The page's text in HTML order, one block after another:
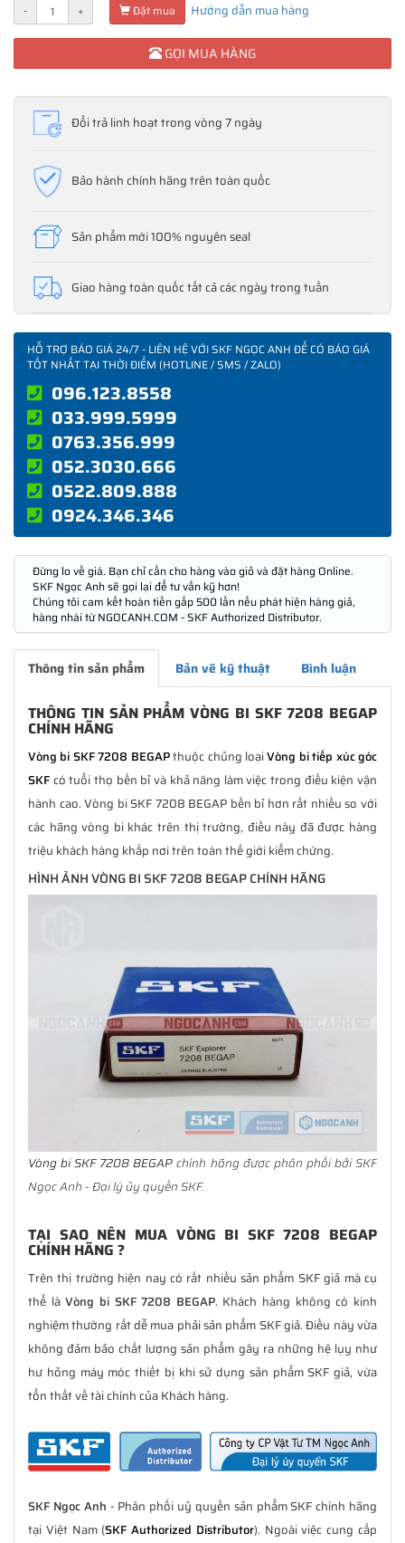
- + Đặt mua Hướng dẫn mua hàng
GỌI MUA HÀNG
Đổi trả linh hoạt trong vòng 7 ngày
Bảo hành chính hãng trên toàn quốc
Sản phẩm mới 100% nguyên seal
Giao hàng toàn quốc tất cả các ngày trong tuần
HỖ TRỢ BÁO GIÁ 24/7 - LIÊN HỆ VỚI SKF NGỌC ANH ĐỂ CÓ BÁO GIÁ
TỐT NHẤT TẠI THỜI ĐIỂM (HOTLINE / SMS / ZALO)
096.123.8558
033.999.5999
0763.356.999
052.3030.666
0522.809.888
0924.346.346
Đừng lo về giá. Bạn chỉ cần cho hàng vào giỏ và đặt hàng Online.
SKF Ngọc Anh sẽ gọi lại để tư vấn kỹ hơn!
Chúng tôi cam kết hoàn tiền gấp 500 lần nếu phát hiện hàng giả,
hàng nhái từ NGOCANH.COM - SKF Authorized Distributor.
Thông tin sản phẩm Bản vẽ kỹ thuật Bình luận
THÔNG TIN SẢN PHẨM VÒNG BI SKF 7208 BEGAP
CHÍNH HÃNG
Vòng bi SKF 7208 BEGAPthuộc chủng loạiVòng bi tiếp xúc góc
SKFcó tuổi thọ bền bỉ và khả năng làm việc trong điều kiện vận
hành cao. Vòng bi SKF 7208 BEGAP bền bỉ hơn rất nhiều so với
các hãng vòng bi khác trên thị trường, điều này đã được hàng
triệu khách hàng khắp nơi trên toàn thế giới kiểm chứng.
HÌNH ẢNH VÒNG BI SKF 7208 BEGAP CHÍNH HÃNG
Vòng bi SKF 7208 BEGAPchính hãng được phân phối bởi SKF
Ngọc Anh - Đại lý ủy quyền SKF.
TẠI SAO NÊN MUA VÒNG BI SKF 7208 BEGAP
CHÍNH HÃNG ?
Trên thị trường hiện nay có rất nhiều sản phẩm SKF giả mà cụ
thể làVòng bi SKF 7208 BEGAP. Khách hàng không có kinh
nghiệm thường rất dễ mua phải sản phẩm SKF giả. Điều này vừa
không đảm bảo chất lượng sản phẩm gây ra những hệ lụy như
hư hỏng máy móc thiết bị khi sử dụng sản phẩm SKF giả, vừa
tổn thất về tài chính của Khách hàng.
SKF Ngọc Anh - Phân phối uỷ quyền sản phẩm SKF chính hãng
tại Việt Nam (SKF Authorized Distributor). Ngoài việc cung cấp